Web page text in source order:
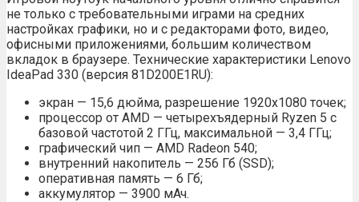
не только с требовательными играми на средних
настройках графики, но и с редакторами фото, видео,
офисными приложениями, большим количеством
вкладок в браузере. Технические характеристики Lenovo
IdeaPad 330 (версия 81D200E1RU):
экран — 15,6 дюйма, разрешение 1920х1080 точек;
процессор от AMD — четырехъядерный Ryzen 5 с
базовой частотой 2 ГГц, максимальной — 3,4 ГГц;
графический чип — AMD Radeon 540;
внутренний накопитель — 256 Гб (SSD);
оперативная память — 6 Гб;
аккумулятор — 3900 мАч.